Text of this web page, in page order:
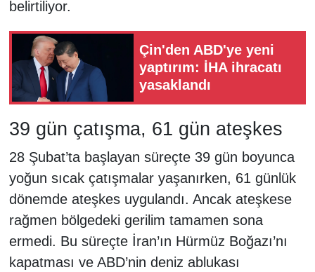
belirtiliyor.
Çin'den ABD'ye yeni
yaptırım: İHA ihracatı
yasaklandı
39 gün çatışma, 61 gün ateşkes
28 Şubat’ta başlayan süreçte 39 gün boyunca
yoğun sıcak çatışmalar yaşanırken, 61 günlük
dönemde ateşkes uygulandı. Ancak ateşkese
rağmen bölgedeki gerilim tamamen sona
ermedi. Bu süreçte İran’ın Hürmüz Boğazı’nı
kapatması ve ABD’nin deniz ablukası